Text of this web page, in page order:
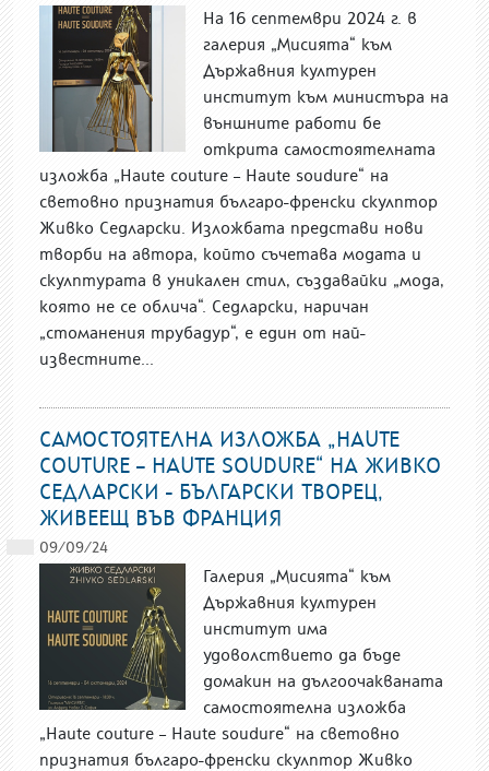
На 16 септември 2024 г. в
галерия „Мисията“ към
Държавния културен
институт към министъра на
външните работи бе
открита самостоятелната
изложба „Haute couture – Haute soudure“ на
световно признатия българо-френски скулптор
Живко Седларски. Изложбата представи нови
творби на автора, който съчетава модата и
скулптурата в уникален стил, създавайки „мода,
която не се облича“. Седларски, наричан
„стоманения трубадур“, е един от най-
известните...
САМОСТОЯТЕЛНА ИЗЛОЖБА „HAUTE
COUTURE – HAUTE SOUDURE“ НА ЖИВКО
СЕДЛАРСКИ - БЪЛГАРСКИ ТВОРЕЦ,
ЖИВЕЕЩ ВЪВ ФРАНЦИЯ
09/09/24
Галерия „Мисията“ към
Държавния културен
институт има
удоволствието да бъде
домакин на дългоочакваната
самостоятелна изложба
„Haute couture – Haute soudure“ на световно
признатия българо-френски скулптор Живко